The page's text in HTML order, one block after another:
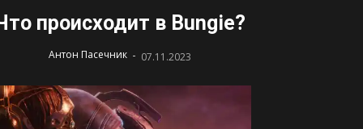
происходит в Bungie?
Антон Пасечник - 07.11.2023